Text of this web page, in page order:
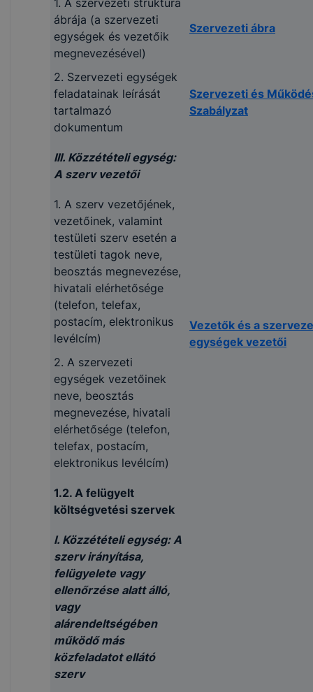
1. A szervezeti struktúra
ábrája (a szervezeti
egységek és vezetőik
megnevezésével)
Szervezeti ábra
2. Szervezeti egységek
feladatainak leírását
tartalmazó
dokumentum
Szervezeti és
Szabályzat
III. Közzétételi egység:
A szerv vezetői
1. A szerv vezetőjének,
vezetőinek, valamint
testületi szerv esetén a
testületi tagok neve,
beosztás megnevezése,
hivatali elérhetősége
(telefon, telefax,
postacím, elektronikus
levélcím)
Vezetők és a
egységek vezetői
2. A szervezeti
egységek vezetőinek
neve, beosztás
megnevezése, hivatali
elérhetősége (telefon,
telefax, postacím,
elektronikus levélcím)
1.2. A felügyelt
költségvetési szervek
I. Közzétételi egység: A
szerv irányítása,
felügyelete vagy
ellenőrzése alatt álló,
vagy
alárendeltségében
működő más
közfeladatot ellátó
szerv